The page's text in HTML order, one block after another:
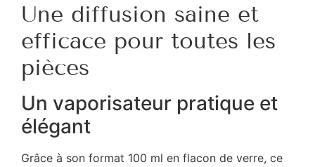
Une diffusion saine et
efficace pour toutes les
pièces
Un vaporisateur pratique et
élégant
Grâce à son format 100 ml en flacon de verre, ce